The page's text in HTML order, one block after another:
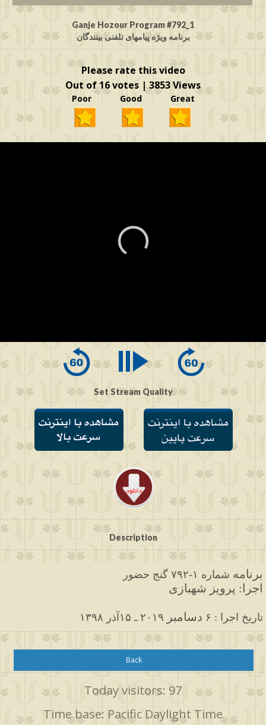
Ganje Hozour Program #792_1
برنامه ویژه پیامهای تلفنی بینندگان
Please rate this video
Out of 16 votes | 3853 Views
Poor Good Great
of
Set Stream Quality
Description
برنامه شماره ۱-۷۹۲ گنج حضور
اجرا: پرویز شهبازی
۱۳۹۸ تاریخ اجرا : ۶ دسامبر
Back
Today visitors: 97
Time base: Pacific Daylight Time